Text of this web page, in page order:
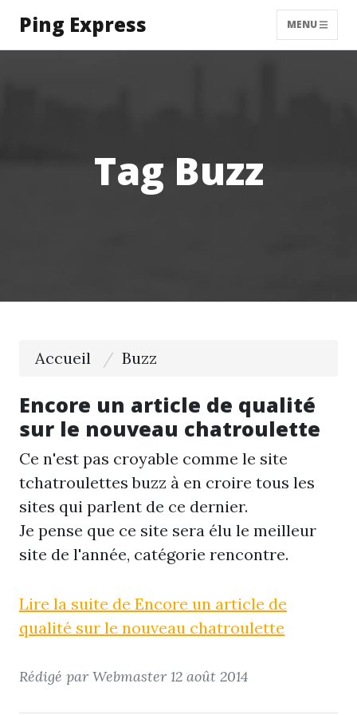
Ping Express MENU
Tag Buzz
Accueil Buzz
Encore un article de qualité
sur le nouveau chatroulette
Ce n'est pas croyable comme le site
tchatroulettes buzz à en croire tous les
sites qui parlent de ce dernier.
Je pense que ce site sera élu le meilleur
site de l'année, catégorie rencontre.
Lire la suite de Encore un article de
qualité sur le nouveau chatroulette
Rédigé par Webmaster 12 août 2014